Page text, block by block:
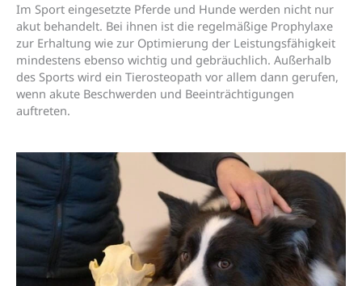
Im Sport eingesetzte Pferde und Hunde werden nicht nur
akut behandelt. Bei ihnen ist die regelmäßige Prophylaxe
zur Erhaltung wie zur Optimierung der Leistungsfähigkeit
mindestens ebenso wichtig und gebräuchlich. Außerhalb
des Sports wird ein Tierosteopath vor allem dann gerufen,
wenn akute Beschwerden und Beeinträchtigungen
auftreten.